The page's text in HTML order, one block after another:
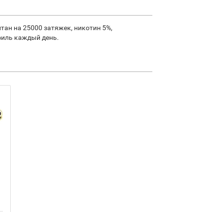
на 25000 затяжек, никотин 5%,
каждый день.